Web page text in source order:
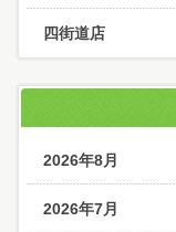
四街道店
2026年8月
2026年7月